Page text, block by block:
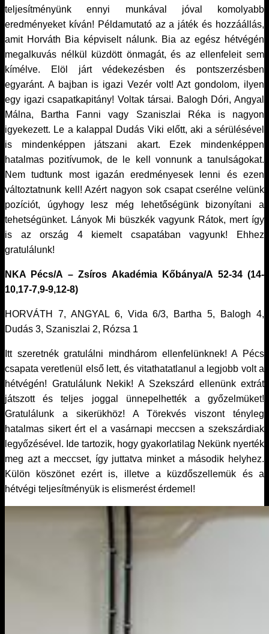
teljesítményünk ennyi munkával jóval komolyabb
eredményeket kíván! Példamutató az a játék és hozzáállás,
amit Horváth Bia képviselt nálunk. Bia az egész hétvégén
megalkuvás nélkül küzdött önmagát, és az ellenfeleit sem
kímélve. Elöl járt védekezésben és pontszerzésben
egyaránt. A bajban is igazi Vezér volt! Azt gondolom, ilyen
egy igazi csapatkapitány! Voltak társai. Balogh Dóri, Angyal
Málna, Bartha Fanni vagy Szaniszlai Réka is nagyon
igyekezett. Le a kalappal Dudás Viki előtt, aki a sérülésével
is mindenképpen játszani akart. Ezek mindenképpen
hatalmas pozitívumok, de le kell vonnunk a tanulságokat.
Nem tudtunk most igazán eredményesek lenni és ezen
változtatnunk kell! Azért nagyon sok csapat cserélne velünk
pozíciót, úgyhogy lesz még lehetőségünk bizonyítani a
tehetségünket. Lányok Mi büszkék vagyunk Rátok, mert így
is az ország 4 kiemelt csapatában vagyunk! Ehhez
gratulálunk!
NKA Pécs/A – Zsíros Akadémia Kőbánya/A 52-34 (14-
10,17-7,9-9,12-8)
HORVÁTH 7, ANGYAL 6, Vida 6/3, Bartha 5, Balogh 4,
Dudás 3, Szaniszlai 2, Rózsa 1
Itt szeretnék gratulálni mindhárom ellenfelünknek! A Pécs
csapata veretlenül első lett, és vitathatatlanul a legjobb volt a
hétvégén! Gratulálunk Nekik! A Szekszárd ellenünk extrát
játszott és teljes joggal ünnepelhették a győzelmüket!
Gratulálunk a sikerükhöz! A Törekvés viszont tényleg
hatalmas sikert ért el a vasárnapi meccsen a szekszárdiak
legyőzésével. Ide tartozik, hogy gyakorlatilag Nekünk nyerték
meg azt a meccset, így juttatva minket a második helyhez.
Külön köszönet ezért is, illetve a küzdőszellemük és a
hétvégi teljesítményük is elismerést érdemel!